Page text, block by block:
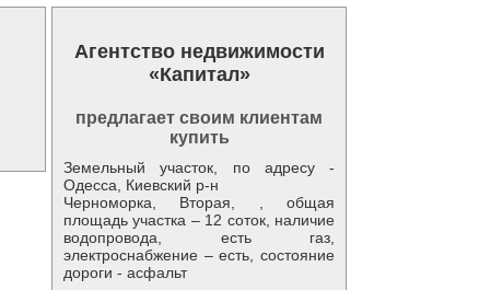
Агентство недвижимости
«Капитал»
предлагает своим клиентам
купить
Земельный участок, по адресу -
Одесса, Киевский р-н
Черноморка, Вторая, , общая
площадь участка – 12 соток, наличие
водопровода, есть газ,
электроснабжение – есть, состояние
дороги - асфальт